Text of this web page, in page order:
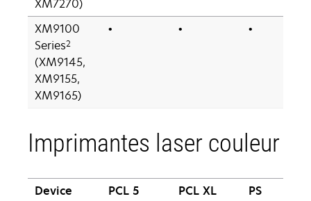
XM7270)
XM9100
Series2
(XM9145,
XM9155,
XM9165)
• • •
Imprimantes laser couleur
Device
PCL 5
PCL XL
PS